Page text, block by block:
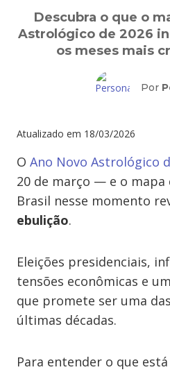
Descubra o que o
Astrológico de 2026
os meses mais
Por
Atualizado em 18/03/2026
O Ano Novo Astrológico
20 de março — e o mapa
Brasil nesse momento
ebulição.
Eleições presidenciais,
tensões econômicas e
que promete ser uma
últimas décadas.
Para entender o que